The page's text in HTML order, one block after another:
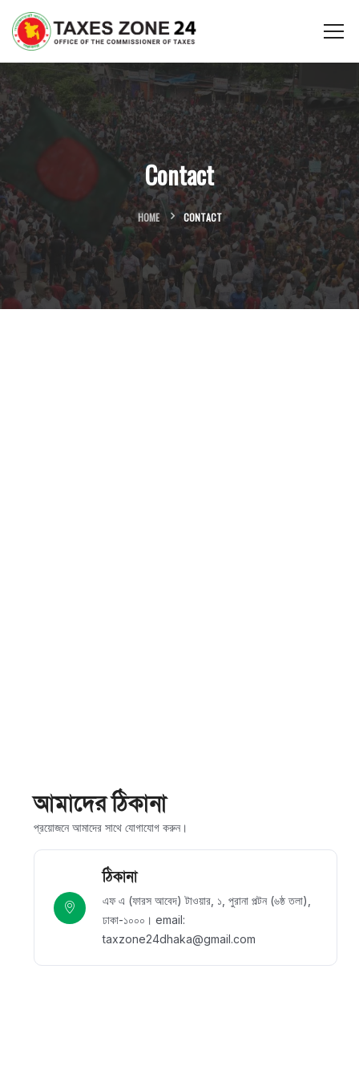
Contact
HOME CONTACT
আমাদের ঠিকানা
প্রয়োজনে আমাদের সাথে যোগাযোগ করুন।
ঠিকানা
এফ এ (ফারস আবেদ) টাওয়ার, ১, পুরানা পল্টন (৬ষ্ঠ তলা),
ঢাকা-১০০০। email:
taxzone24dhaka@gmail.com